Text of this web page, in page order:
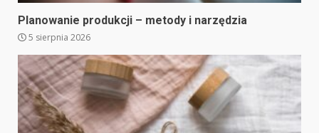
Planowanie produkcji – metody i narzędzia
5 sierpnia 2026